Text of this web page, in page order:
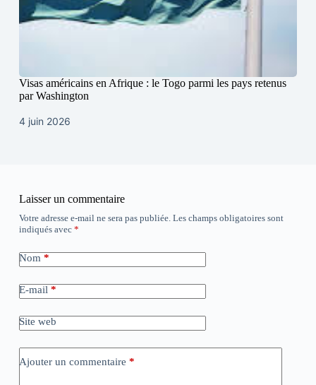
Visas américains en Afrique : le Togo parmi les pays retenus
par Washington
4 juin 2026
Laisser un commentaire
Votre adresse e-mail ne sera pas publiée. Les champs obligatoires sont
indiqués avec *
Nom *
E-mail *
Site web
Ajouter un commentaire *